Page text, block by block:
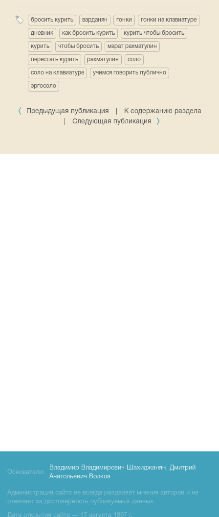
бросить курить варданян гонки гонки на клавиатуре
дневник как бросить курить курить чтобы бросить
курить чтобы бросить марат рахматулин
перестать курить рахматулин соло
соло на клавиатуре учимся говорить публично
эргосоло
Предыдущая публикация
К содержанию раздела
Следующая публикация
Основатели:
Владимир Владимирович Шахиджанян, Дмитрий
Анатольевич Волков
Администрация сайта не всегда разделяет мнения авторов и не
отвечает за достоверность публикуемых данных.
Дата открытия сайта — 17 августа 1997 г.